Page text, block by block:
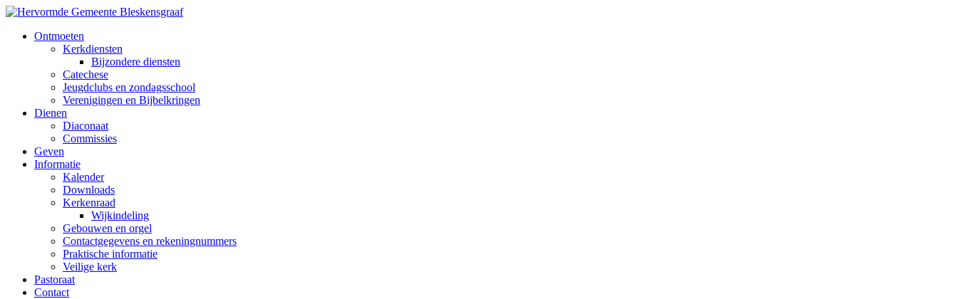
Ontmoeten
Kerkdiensten
Bijzondere diensten
Catechese
Jeugdclubs en zondagsschool
Verenigingen en Bijbelkringen
Dienen
Diaconaat
Commissies
Geven
Informatie
Kalender
Downloads
Kerkenraad
Wijkindeling
Gebouwen en orgel
Contactgegevens en rekeningnummers
Praktische informatie
Veilige kerk
Pastoraat
Contact